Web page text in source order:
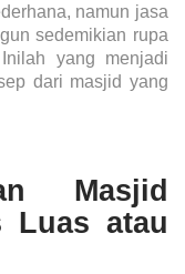
namun jasa
sedemikian rupa
yang menjadi
dari masjid yang
Masjid
Luas atau